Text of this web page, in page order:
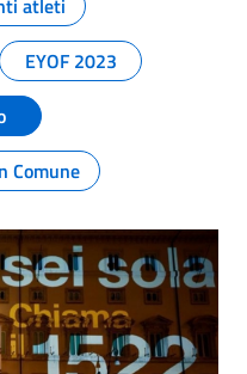
atleti
EYOF 2023
Comune